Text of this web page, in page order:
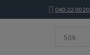
040-22 00 20
Sök